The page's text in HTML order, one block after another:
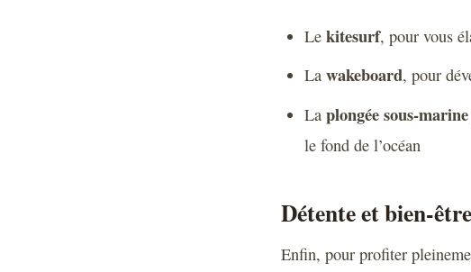
Le kitesurf, pour vous
La wakeboard, pour
La plongée sous-marine
le fond de l’océan
Détente et bien-
Enfin, pour profiter